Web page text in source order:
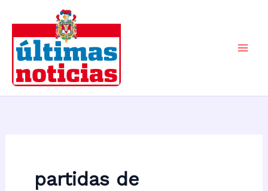
contenido
partidas de